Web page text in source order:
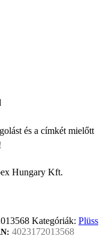
és a címkét mielőtt
Hungary Kft.
Kategóriák: Plüss
4023172013568